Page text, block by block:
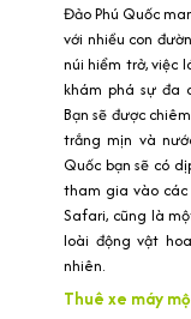
Đảo Phú Quốc
với nhiều con
núi hiểm trở, việc
khám phá sự đa
Bạn sẽ được
trắng mịn và
Quốc bạn sẽ có
tham gia vào các
Safari, cũng là
loài động vật
nhiên.
Thuê xe máy